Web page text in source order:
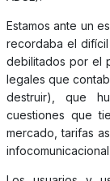
Estamos ante un
recordaba el
debilitados por el
legales que
destruir), que
cuestiones que
mercado, tarifas